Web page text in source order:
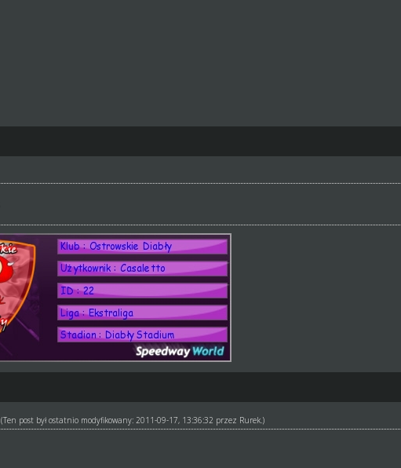
(Ten post był ostatnio modyfikowany: 2011-09-17, 13:36:32 przez Rurek.)